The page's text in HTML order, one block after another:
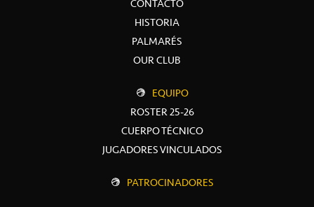
CONTACTO
HISTORIA
PALMARÉS
OUR CLUB
EQUIPO
ROSTER 25-26
CUERPO TÉCNICO
JUGADORES VINCULADOS
PATROCINADORES